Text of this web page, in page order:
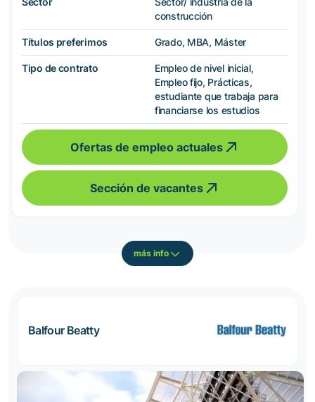
construcción
Títulos preferimos Grado, MBA, Máster
Tipo de contrato
Empleo de nivel inicial,
Empleo fijo, Prácticas,
estudiante que trabaja para
financiarse los estudios
Ofertas de empleo actuales
Sección de vacantes
más info
Balfour Beatty